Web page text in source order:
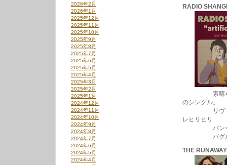
RADIO
素晴らしき
のシングル。
リヴァプー
レヒリヒリ
パンキッ
バグルス”
THE
2026年2月
2026年1月
2025年12月
2025年11月
2025年10月
2025年9月
2025年8月
2025年7月
2025年6月
2025年5月
2025年4月
2025年3月
2025年2月
2025年1月
2024年12月
2024年11月
2024年10月
2024年9月
2024年8月
2024年7月
2024年6月
2024年5月
2024年4月